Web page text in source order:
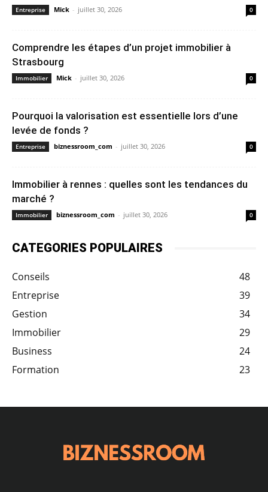
Entreprise Mick - juillet 30, 2026 0
Comprendre les étapes d’un projet immobilier à
Strasbourg
Immobilier Mick - juillet 30, 2026 0
Pourquoi la valorisation est essentielle lors d’une
levée de fonds ?
Entreprise biznessroom_com - juillet 30, 2026 0
Immobilier à rennes : quelles sont les tendances du
marché ?
Immobilier biznessroom_com - juillet 30, 2026 0
CATEGORIES POPULAIRES
Conseils
48
Entreprise
39
Gestion
34
Immobilier
29
Business
24
Formation
23